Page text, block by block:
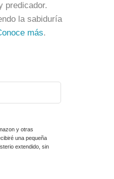
predicador.
la sabiduría
más.
y otras
una pequeña
extendido, sin